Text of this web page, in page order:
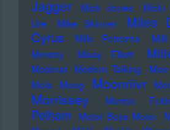
Jagger
Mick Jones Micki
Ure
Mike Skinner Miles
Cyrus
Mille Petrozza
Ministry Missy Elliott
Moderat Modern Talking
Mola
Moog Moonriivr
Morrissey Morton
Pelham
Motor Boys Motor